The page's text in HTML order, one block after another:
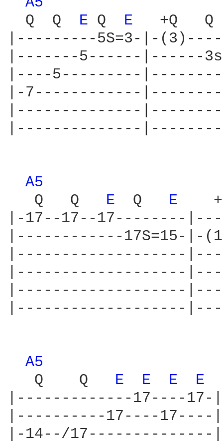
  Q  Q
E Q E
+Q
|---------5S=3-|-
|-------5------|------
|----5---------
|-7------------
|--------------
|--------------
A5
   Q   Q
E Q E
|-17--17--17--------
|------------17S=15-|-
|-------------------
|-------------------
|-------------------
|-------------------
A5
   Q    Q
E E E
E
|-------------17----
|----------17----
|-14--/